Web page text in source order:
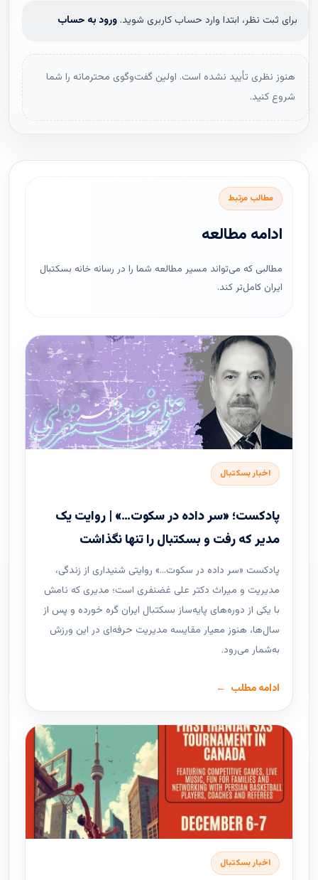
برای ثبت نظر، ابتدا وارد حساب کاربری شوید. ورود به حساب
هنوز نظری تأیید نشده است. اولین گفت‌وگوی محترمانه را شما
شروع کنید.
مطالب مرتبط
ادامه مطالعه
مطالبی که می‌تواند مسیر مطالعه شما را در رسانه خانه بسکتبال
ایران کامل‌تر کند.
اخبار بسکتبال
پادکست؛ «سر داده در سکوت…» | روایت یک
مدیر که رفت و بسکتبال را تنها نگذاشت
پادکست «سر داده در سکوت…» روایتی شنیداری از زندگی،
مدیریت و میراث دکتر علی غضنفری است؛ مدیری که نامش
با یکی از دوره‌های پایه‌ساز بسکتبال ایران گره خورده و پس از
سال‌ها، هنوز معیار مقایسه مدیریت حرفه‌ای در این ورزش
به‌شمار می‌رود.
ادامه مطلب
اخبار بسکتبال